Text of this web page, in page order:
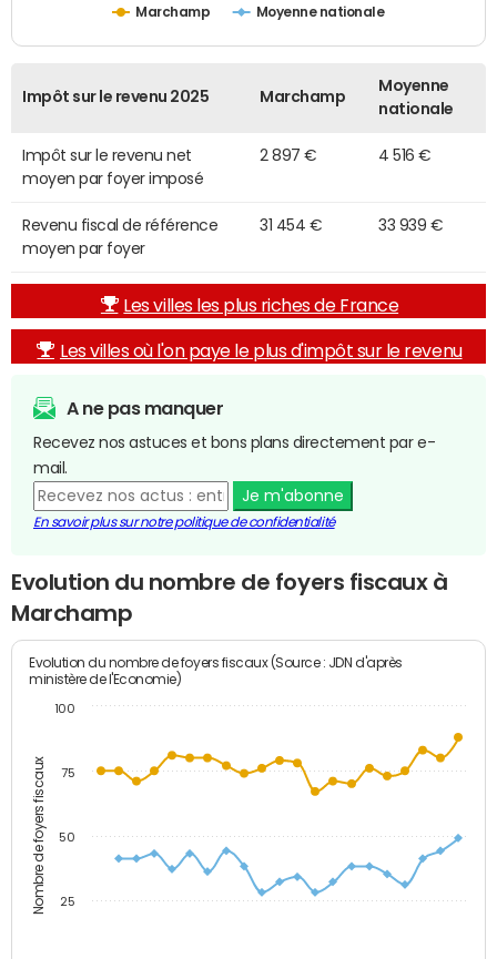
Marchamp Moyenne nationale
Impôt sur le revenu 2025 Marchamp
Moyenne
nationale
Impôt sur le revenu net
moyen par foyer imposé
2 897 € 4 516 €
Revenu fiscal de référence
moyen par foyer
31 454 € 33 939 €
Les villes les plus riches de France
Les villes où l'on paye le plus d'impôt sur le revenu
A ne pas manquer
Recevez nos astuces et bons plans directement par e-
mail.
Je m'abonne
En savoir plus sur notre politique de confidentialité
Evolution du nombre de foyers fiscaux à
Marchamp
Nombre de foyers fiscaux
Evolution du nombre de foyers fiscaux (Source : JDN d'après
ministère de l'Economie)
25
50
75
100